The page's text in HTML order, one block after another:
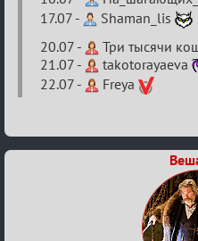
17.07 -
Shaman_lis
20.07 -
Три тысячи
21.07 -
takotorayaeva
22.07 -
Freya